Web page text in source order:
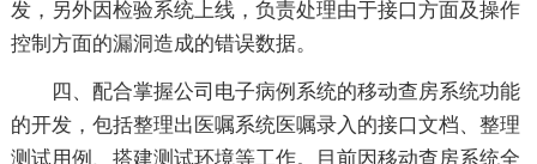
发，另外因检验系统上线，负责处理由于接口方面及操作
控制方面的漏洞造成的错误数据。
四、配合掌握公司电子病例系统的移动查房系统功能
的开发，包括整理出医嘱系统医嘱录入的接口文档、整理
测试用例、搭建测试环境等工作。目前因移动查房系统全